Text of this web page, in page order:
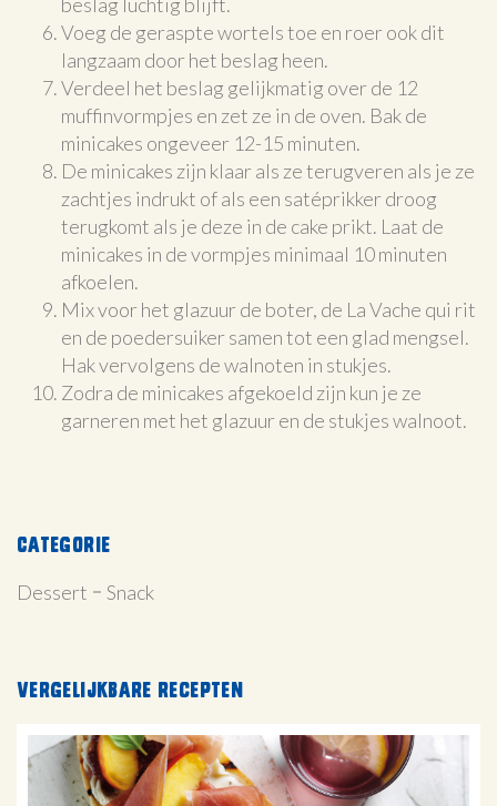
Voeg de geraspte wortels toe en roer ook dit
langzaam door het beslag heen.
Verdeel het beslag gelijkmatig over de 12
muffinvormpjes en zet ze in de oven. Bak de
minicakes ongeveer 12-15 minuten.
De minicakes zijn klaar als ze terugveren als je ze
zachtjes indrukt of als een satéprikker droog
terugkomt als je deze in de cake prikt. Laat de
minicakes in de vormpjes minimaal 10 minuten
afkoelen.
Mix voor het glazuur de boter, de La Vache qui rit
en de poedersuiker samen tot een glad mengsel.
Hak vervolgens de walnoten in stukjes.
Zodra de minicakes afgekoeld zijn kun je ze
garneren met het glazuur en de stukjes walnoot.
Categorie
Dessert Snack
Vergelijkbare recepten